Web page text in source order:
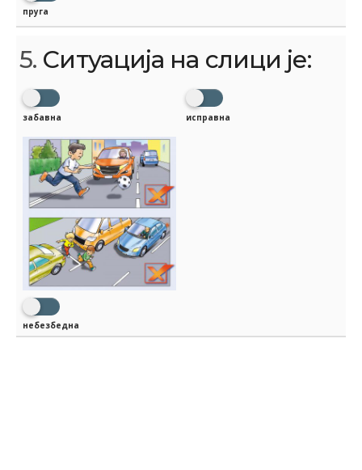
пруга
5. Ситуација на слици је:
забавна исправна
небезбедна